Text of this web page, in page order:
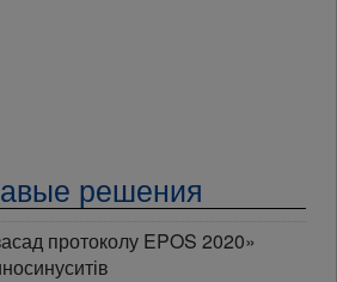
решения
протоколу EPOS 2020»